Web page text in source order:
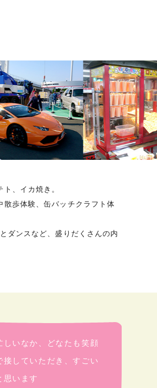
、イカ焼き。
歩体験、缶バッチクラフト体
ダンスなど、盛りだくさんの内
しいなか、どなたも笑顔
接していただき、すごい
思います